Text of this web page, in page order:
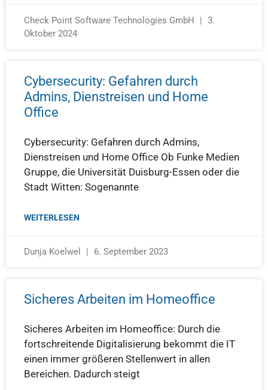
Check Point Software Technologies GmbH
3.
Oktober 2024
Cybersecurity: Gefahren durch
Admins, Dienstreisen und Home
Office
Cybersecurity: Gefahren durch Admins,
Dienstreisen und Home Office Ob Funke Medien
Gruppe, die Universität Duisburg-Essen oder die
Stadt Witten: Sogenannte
WEITERLESEN
Dunja Koelwel 6. September 2023
Sicheres Arbeiten im Homeoffice
Sicheres Arbeiten im Homeoffice: Durch die
fortschreitende Digitalisierung bekommt die IT
einen immer größeren Stellenwert in allen
Bereichen. Dadurch steigt